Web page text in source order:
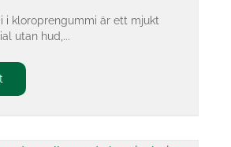
i kloroprengummi är ett mjukt
utan hud,...